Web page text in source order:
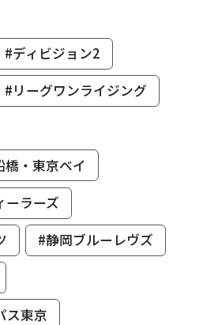
#ディビジョン2
#リーグワンライジング
橋・東京ベイ
ーラーズ
#静岡ブルーレヴズ
ス東京